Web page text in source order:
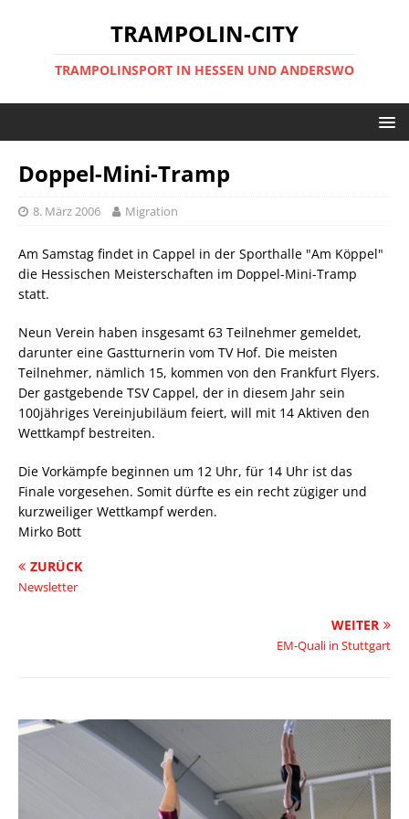
TRAMPOLIN-CITY
TRAMPOLINSPORT IN HESSEN UND ANDERSWO
Doppel-Mini-Tramp
8. März 2006 Migration
Am Samstag findet in Cappel in der Sporthalle "Am Köppel"
die Hessischen Meisterschaften im Doppel-Mini-Tramp
statt.
Neun Verein haben insgesamt 63 Teilnehmer gemeldet,
darunter eine Gastturnerin vom TV Hof. Die meisten
Teilnehmer, nämlich 15, kommen von den Frankfurt Flyers.
Der gastgebende TSV Cappel, der in diesem Jahr sein
100jähriges Vereinjubiläum feiert, will mit 14 Aktiven den
Wettkampf bestreiten.
Die Vorkämpfe beginnen um 12 Uhr, für 14 Uhr ist das
Finale vorgesehen. Somit dürfte es ein recht zügiger und
kurzweiliger Wettkampf werden.
Mirko Bott
ZURÜCK
Newsletter
WEITER
EM-Quali in Stuttgart